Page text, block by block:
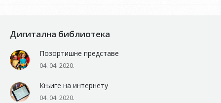
Дигитална библиотека
Позортишне представе
04. 04. 2020.
Књиге на интернету
04. 04. 2020.